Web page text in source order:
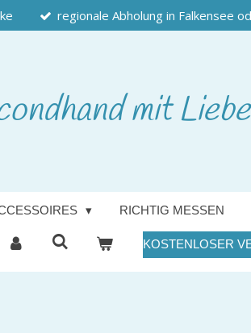
regionale Abholung in Falkensee
mit
RICHTIG MESSEN
KOSTENLOSER